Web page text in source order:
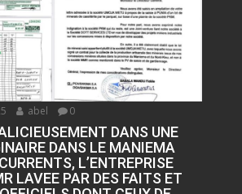
abel 0
DANS UNE
DANS LE MANIEMA
L’ENTREPRISE
LAVEE PAR DES FAITS ET